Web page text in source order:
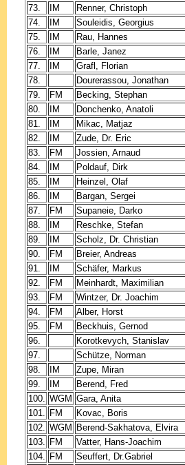
73.
IM
Renner, Christoph
74.
IM
Souleidis, Georgius
75.
IM
Rau, Hannes
76.
IM
Barle, Janez
77.
IM
Grafl, Florian
78.
Dourerassou, Jonathan
79.
FM
Becking, Stephan
80.
IM
Donchenko, Anatoli
81.
IM
Mikac, Matjaz
82.
IM
Zude, Dr. Eric
83.
FM
Jossien, Arnaud
84.
IM
Poldauf, Dirk
85.
IM
Heinzel, Olaf
86.
IM
Bargan, Sergei
87.
FM
Supaneie, Darko
88.
IM
Reschke, Stefan
89.
IM
Scholz, Dr. Christian
90.
FM
Breier, Andreas
91.
IM
Schäfer, Markus
92.
FM
Meinhardt, Maximilian
93.
FM
Wintzer, Dr. Joachim
94.
FM
Alber, Horst
95.
FM
Beckhuis, Gernod
96.
Korotkevych, Stanislav
97.
Schütze, Norman
98.
IM
Zupe, Miran
99.
IM
Berend, Fred
100. WGM Gara, Anita
101. FM
Kovac, Boris
102. WGM
Berend-Sakhatova, Elvira
103. FM
Vatter, Hans-Joachim
104. FM
Seuffert, Dr.Gabriel